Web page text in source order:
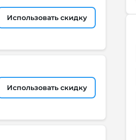
Использовать скидку
Использовать скидку